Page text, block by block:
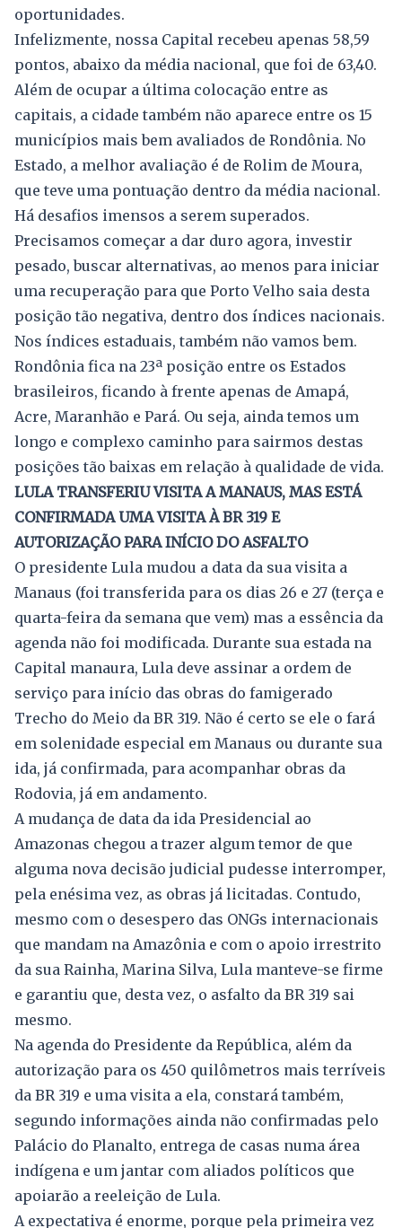
oportunidades.
Infelizmente, nossa Capital recebeu apenas 58,59
pontos, abaixo da média nacional, que foi de 63,40.
Além de ocupar a última colocação entre as
capitais, a cidade também não aparece entre os 15
municípios mais bem avaliados de Rondônia. No
Estado, a melhor avaliação é de Rolim de Moura,
que teve uma pontuação dentro da média nacional.
Há desafios imensos a serem superados.
Precisamos começar a dar duro agora, investir
pesado, buscar alternativas, ao menos para iniciar
uma recuperação para que Porto Velho saia desta
posição tão negativa, dentro dos índices nacionais.
Nos índices estaduais, também não vamos bem.
Rondônia fica na 23ª posição entre os Estados
brasileiros, ficando à frente apenas de Amapá,
Acre, Maranhão e Pará. Ou seja, ainda temos um
longo e complexo caminho para sairmos destas
posições tão baixas em relação à qualidade de vida.
LULA TRANSFERIU VISITA A MANAUS, MAS ESTÁ
CONFIRMADA UMA VISITA À BR 319 E
AUTORIZAÇÃO PARA INÍCIO DO ASFALTO
O presidente Lula mudou a data da sua visita a
Manaus (foi transferida para os dias 26 e 27 (terça e
quarta-feira da semana que vem) mas a essência da
agenda não foi modificada. Durante sua estada na
Capital manaura, Lula deve assinar a ordem de
serviço para início das obras do famigerado
Trecho do Meio da BR 319. Não é certo se ele o fará
em solenidade especial em Manaus ou durante sua
ida, já confirmada, para acompanhar obras da
Rodovia, já em andamento.
A mudança de data da ida Presidencial ao
Amazonas chegou a trazer algum temor de que
alguma nova decisão judicial pudesse interromper,
pela enésima vez, as obras já licitadas. Contudo,
mesmo com o desespero das ONGs internacionais
que mandam na Amazônia e com o apoio irrestrito
da sua Rainha, Marina Silva, Lula manteve-se firme
e garantiu que, desta vez, o asfalto da BR 319 sai
mesmo.
Na agenda do Presidente da República, além da
autorização para os 450 quilômetros mais terríveis
da BR 319 e uma visita a ela, constará também,
segundo informações ainda não confirmadas pelo
Palácio do Planalto, entrega de casas numa área
indígena e um jantar com aliados políticos que
apoiarão a reeleição de Lula.
A expectativa é enorme, porque pela primeira vez